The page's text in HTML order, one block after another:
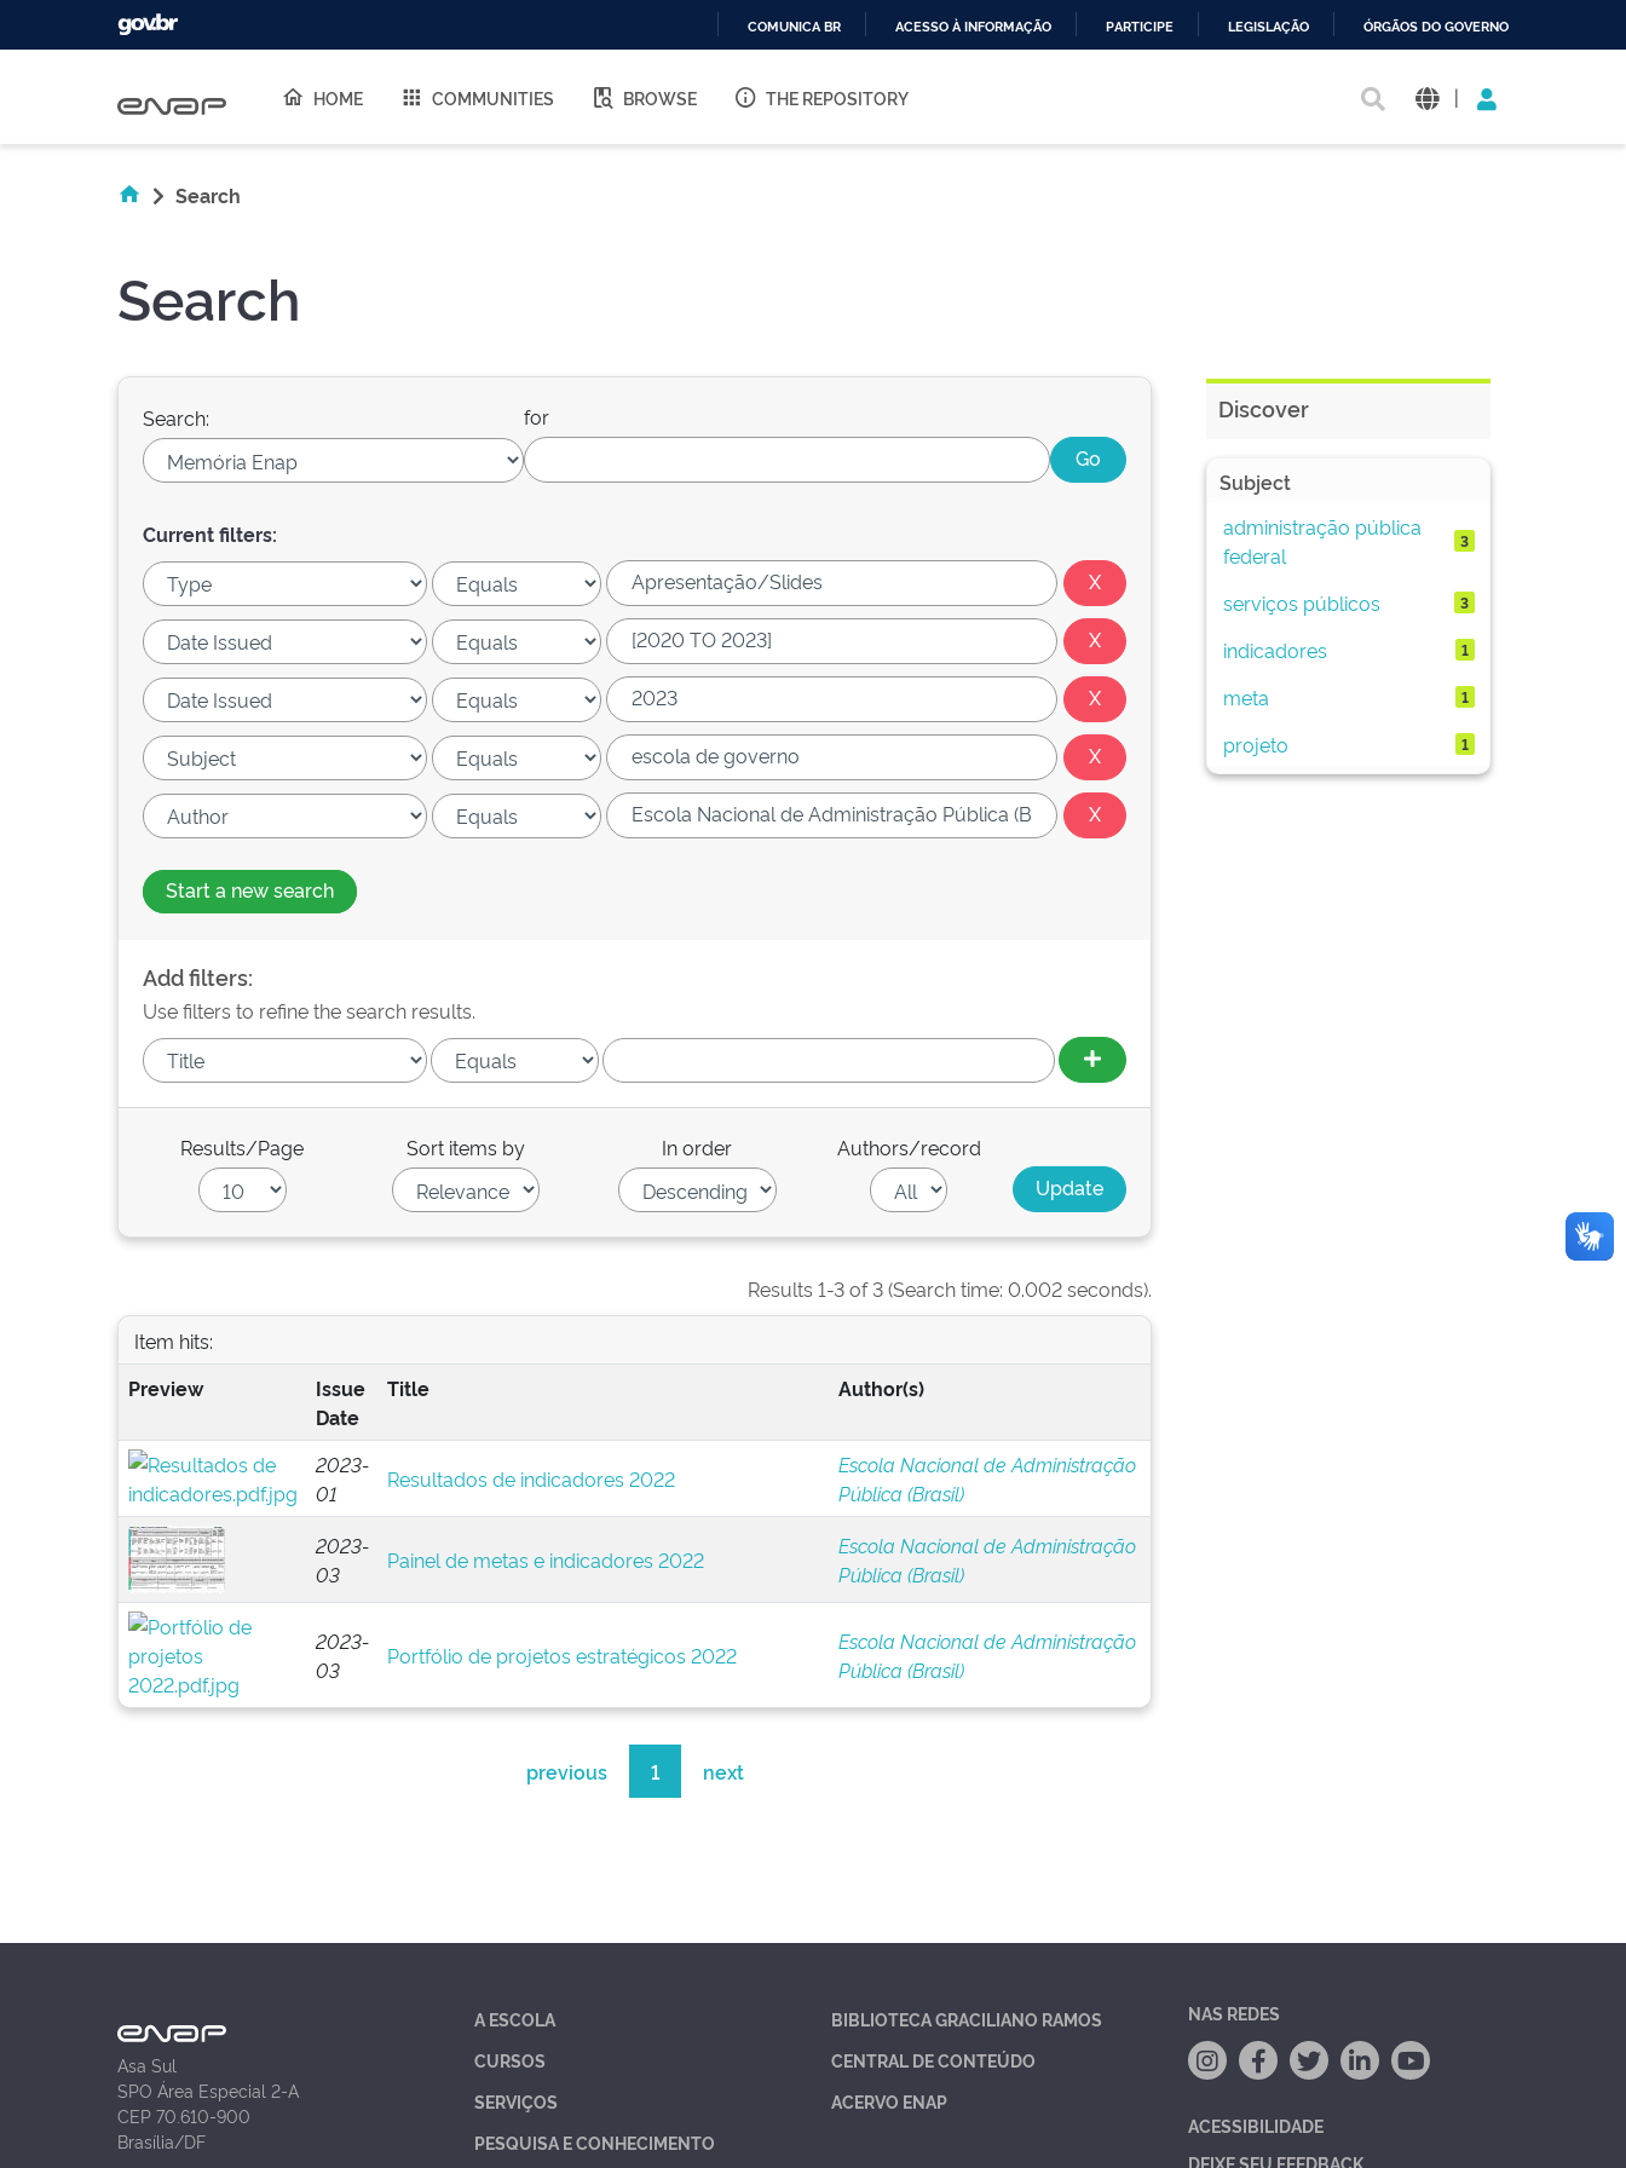
O
COMUNICA BR ACESSO À INFORMAÇÃO PARTICIPE LEGISLAÇÃO ÓRGÃOS DO GOVERNO
HOME COMMUNITIES BROWSE THE REPOSITORY |
Search
Search
Search: for
Current filters:
Start a new search
Add filters:
Use filters to refine the search results.
Results/Page Sort items by In order Authors/record
Results 1-3 of 3 (Search time: 0.002 seconds).
Item hits:
Preview
Issue
Date
Title Author(s)
2023-
01
Resultados de indicadores 2022
Escola Nacional de Administração
Pública (Brasil)
2023-
03
Painel de metas e indicadores 2022
Escola Nacional de Administração
Pública (Brasil)
2023-
03
Portfólio de projetos estratégicos 2022
Escola Nacional de Administração
Pública (Brasil)
previous 1 next
Discover
Subject
administração pública
federal
3
serviços públicos 3
indicadores 1
meta 1
projeto 1
Asa Sul
SPO Área Especial 2-A
CEP 70.610-900
Brasília/DF
A ESCOLA
CURSOS
SERVIÇOS
PESQUISA E CONHECIMENTO
BIBLIOTECA GRACILIANO RAMOS
CENTRAL DE CONTEÚDO
ACERVO ENAP
NAS REDES
ACESSIBILIDADE
DEIXE SEU FEEDBACK